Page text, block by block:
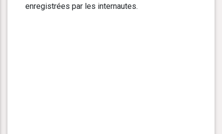
enregistrées par les internautes.